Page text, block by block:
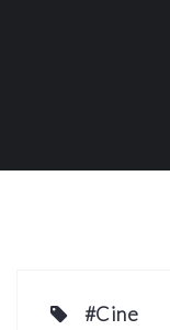
#Cine